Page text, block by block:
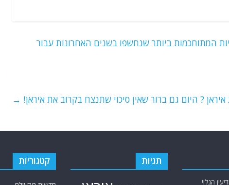
ביותר שנחשפו בשנים האחרונות עבור
? היום גם ברור שאין סיכוי שתנצח בקרוב את איראן! →
הגלוי
תגיות קטגוריות